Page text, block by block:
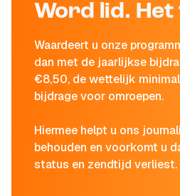
Word lid. Het
Waardeert u onze
dan met de jaarlijkse
€8,50, de wettelijk
bijdrage voor omroepen.
Hiermee helpt u ons
behouden en voorkomt u
status en zendtijd verliest.